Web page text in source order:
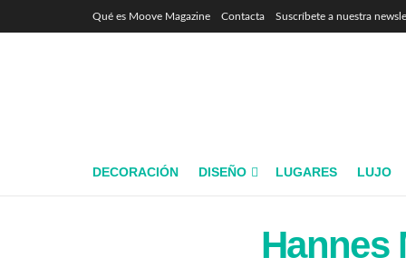
Qué es Moove Magazine Contacta Suscríbete a nuestra
DECORACIÓN DISEÑO LUGARES LUJO
Hannes